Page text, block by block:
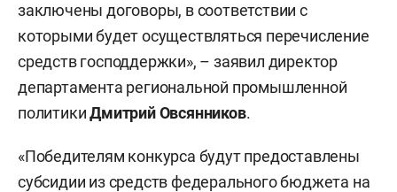
заключены договоры, в соответствии с
которыми будет осуществляться перечисление
средств господдержки», – заявил директор
департамента региональной промышленной
политикиДмитрий Овсянников.
«Победителям конкурса будут предоставлены
субсидии из средств федерального бюджета на